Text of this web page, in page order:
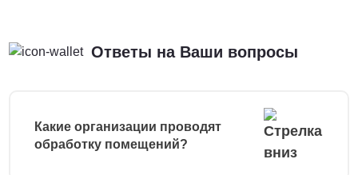
Ответы на Ваши вопросы
Какие организации проводят
обработку помещений?